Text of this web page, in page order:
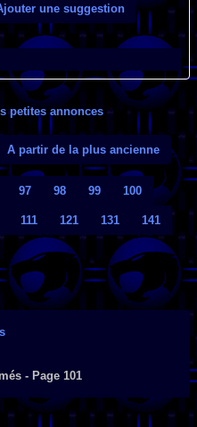
une suggestion
petites annonces
A partir de la plus ancienne
97 98 99 100
111 121 131 141
- Page 101